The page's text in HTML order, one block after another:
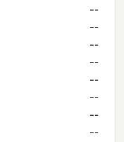
--
--
--
--
--
--
--
--